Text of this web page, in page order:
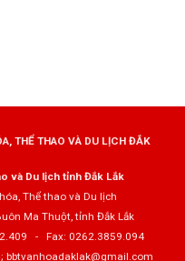
THỂ THAO VÀ DU LỊCH ĐẮK
và Du lịch tỉnh Đắk Lắk
Thể thao và Du lịch
Ma Thuột, tỉnh Đắk Lắk
- Fax: 0262.3859.094
bbtvanhoadaklak@gmail.com